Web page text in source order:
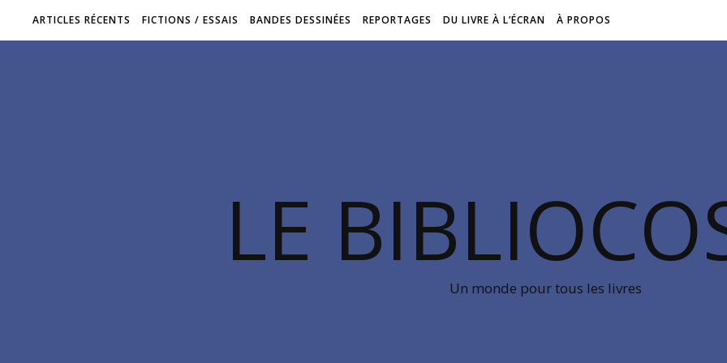
ARTICLES RÉCENTS FICTIONS / ESSAIS BANDES DESSINÉES REPORTAGES DU LIVRE À L’ÉCRAN À PROPOS
LE
Un monde pour tous les livres